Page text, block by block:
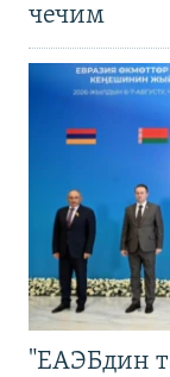
чечим
"ЕАЭБдин